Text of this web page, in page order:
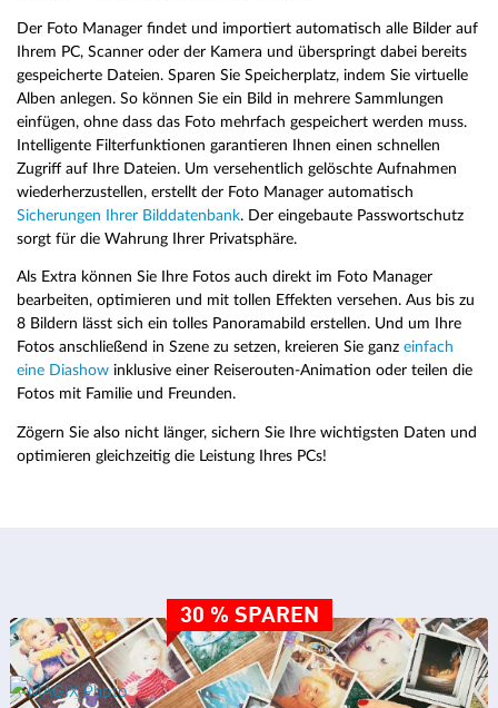
Der Foto Manager findet und importiert automatisch alle Bilder auf
Ihrem PC, Scanner oder der Kamera und überspringt dabei bereits
gespeicherte Dateien. Sparen Sie Speicherplatz, indem Sie virtuelle
Alben anlegen. So können Sie ein Bild in mehrere Sammlungen
einfügen, ohne dass das Foto mehrfach gespeichert werden muss.
Intelligente Filterfunktionen garantieren Ihnen einen schnellen
Zugriff auf Ihre Dateien. Um versehentlich gelöschte Aufnahmen
wiederherzustellen, erstellt der Foto Manager automatisch
Sicherungen Ihrer Bilddatenbank. Der eingebaute Passwortschutz
sorgt für die Wahrung Ihrer Privatsphäre.
Als Extra können Sie Ihre Fotos auch direkt im Foto Manager
bearbeiten, optimieren und mit tollen Effekten versehen. Aus bis zu
8 Bildern lässt sich ein tolles Panoramabild erstellen. Und um Ihre
Fotos anschließend in Szene zu setzen, kreieren Sie ganz einfach
eine Diashow inklusive einer Reiserouten-Animation oder teilen die
Fotos mit Familie und Freunden.
Zögern Sie also nicht länger, sichern Sie Ihre wichtigsten Daten und
optimieren gleichzeitig die Leistung Ihres PCs!
30 % SPAREN